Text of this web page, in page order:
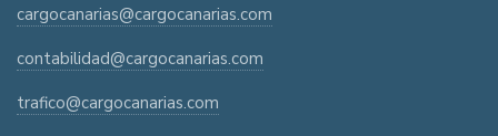
cargocanarias@cargocanarias.com
contabilidad@cargocanarias.com
trafico@cargocanarias.com